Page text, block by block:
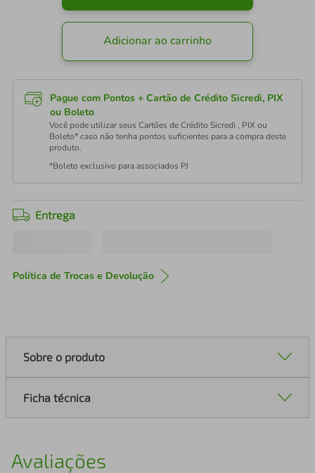
Adicionar ao carrinho
Pague com Pontos + Cartão de Crédito Sicredi, PIX
ou Boleto
Você pode utilizar seus Cartões de Crédito Sicredi , PIX ou
Boleto* caso não tenha pontos suficientes para a compra deste
produto.
*Boleto exclusivo para associados PJ
Entrega
Política de Trocas e Devolução
Sobre o produto
Ficha técnica
Avaliações